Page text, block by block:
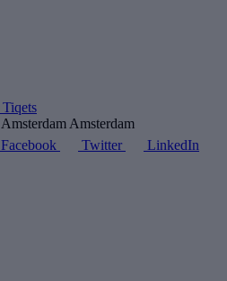
Amsterdam
Facebook Twitter LinkedIn